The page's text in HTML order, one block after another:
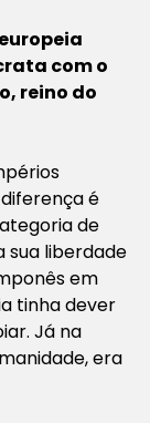
com o
reino do
é
de
sua liberdade
em
tinha dever
Já na
era